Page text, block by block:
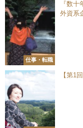
仕事・転職
『数
外資系
【第1